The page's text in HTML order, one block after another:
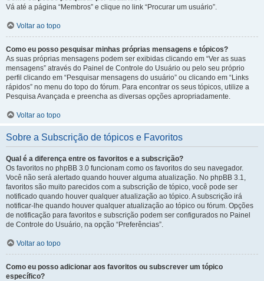
Vá até a página “Membros” e clique no link “Procurar um usuário”.
Voltar ao topo
Como eu posso pesquisar minhas próprias mensagens e tópicos?
As suas próprias mensagens podem ser exibidas clicando em “Ver as suas
mensagens” através do Painel de Controle do Usuário ou pelo seu próprio
perfil clicando em “Pesquisar mensagens do usuário” ou clicando em “Links
rápidos” no menu do topo do fórum. Para encontrar os seus tópicos, utilize a
Pesquisa Avançada e preencha as diversas opções apropriadamente.
Voltar ao topo
Sobre a Subscrição de tópicos e Favoritos
Qual é a diferença entre os favoritos e a subscrição?
Os favoritos no phpBB 3.0 funcionam como os favoritos do seu navegador.
Você não será alertado quando houver alguma atualização. No phpBB 3.1,
favoritos são muito parecidos com a subscrição de tópico, você pode ser
notificado quando houver qualquer atualização ao tópico. A subscrição irá
notificar-lhe quando houver qualquer atualização ao tópico ou fórum. Opções
de notificação para favoritos e subscrição podem ser configurados no Painel
de Controle do Usuário, na opção “Preferências”.
Voltar ao topo
Como eu posso adicionar aos favoritos ou subscrever um tópico
específico?